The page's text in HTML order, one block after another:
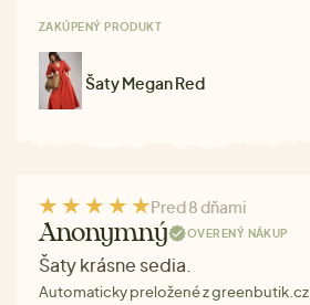
ZAKÚPENÝ PRODUKT
Šaty Megan Red
Pred 8 dňami
Anonymný OVERENÝ NÁKUP
Šaty krásne sedia.
Automaticky preložené z greenbutik.cz